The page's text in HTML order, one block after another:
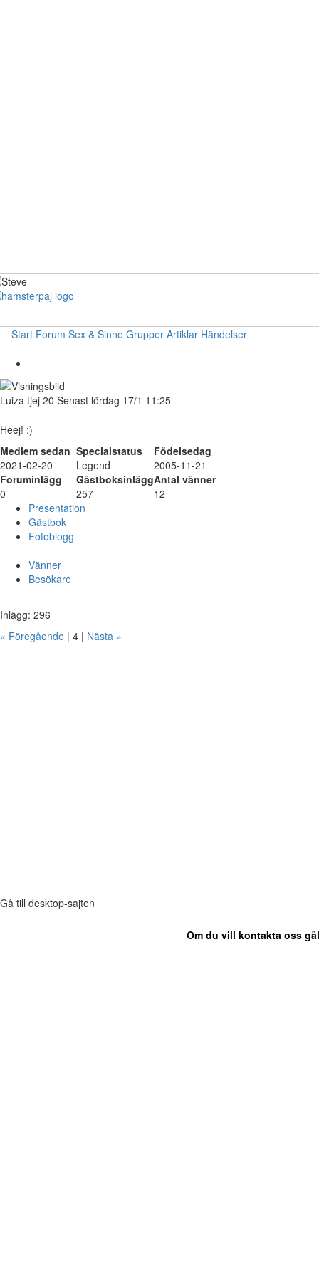
Start Forum Sex & Sinne Grupper Artiklar Händelser
Luiza tjej 20 Senast lördag 17/1 11:25
Heej! :)
Medlem sedan Specialstatus
Födelsedag
2021-02-20
Legend
2005-11-21
Foruminlägg
GästboksinläggAntal vänner
0
257
12
Presentation
Gästbok
Fotoblogg
Vänner
Besökare
Inlägg: 296
« Föregående | 4 | Nästa »
Gå till desktop-sajten
Om du vill kontakta oss